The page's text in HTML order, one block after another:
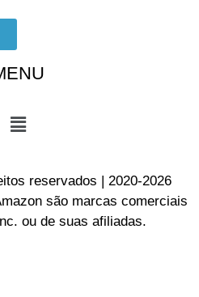
reservados | 2020-2026
são marcas comerciais
ou de suas afiliadas.